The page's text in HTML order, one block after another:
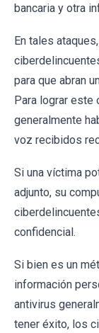
bancaria y otra
En tales
para que abran
Para lograr este
generalmente
voz recibidos
Si una víctima
adjunto, su
confidencial.
Si bien es un
información
antivirus
tener éxito, los